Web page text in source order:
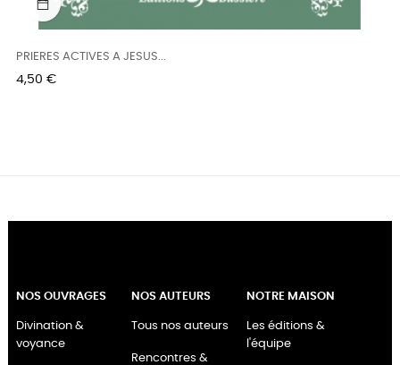
PRIERES ACTIVES A JESUS...
Prix
4,50 €
NOS OUVRAGES
Divination &
voyance
NOS AUTEURS
Tous nos auteurs
Rencontres &
NOTRE MAISON
Les éditions &
l'équipe